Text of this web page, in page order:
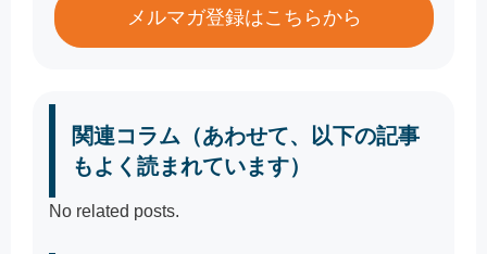
メルマガ登録はこちらから
関連コラム（あわせて、以下の記事
もよく読まれています）
No related posts.